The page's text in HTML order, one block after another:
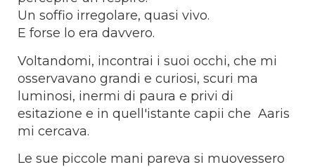
Un soffio irregolare, quasi vivo.
E forse lo era davvero.
Voltandomi, incontrai i suoi occhi, che mi
osservavano grandi e curiosi, scuri ma
luminosi, inermi di paura e privi di
esitazione e in quell'istante capii che Aaris
mi cercava.
Le sue piccole mani pareva si muovessero